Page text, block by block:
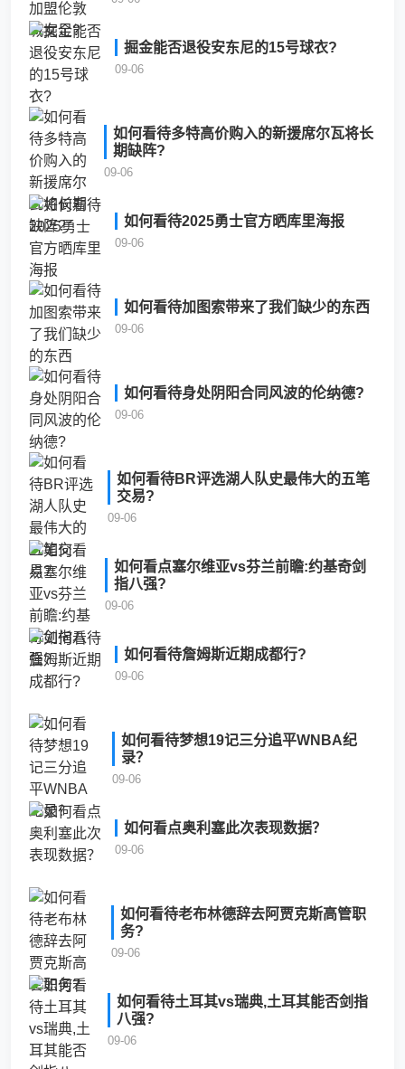
掘金能否退役安东尼的15号球衣?
09-06
如何看待多特高价购入的新援席尔瓦将长
期缺阵?
09-06
如何看待2025勇士官方晒库里海报
09-06
如何看待加图索带来了我们缺少的东西
09-06
如何看待身处阴阳合同风波的伦纳德?
09-06
如何看待BR评选湖人队史最伟大的五笔
交易?
09-06
如何看点塞尔维亚vs芬兰前瞻:约基奇剑
指八强?
09-06
如何看待詹姆斯近期成都行?
09-06
如何看待梦想19记三分追平WNBA纪
录？
09-06
如何看点奥利塞此次表现数据？
09-06
如何看待老布林德辞去阿贾克斯高管职
务?
09-06
如何看待土耳其vs瑞典,土耳其能否剑指
八强?
09-06